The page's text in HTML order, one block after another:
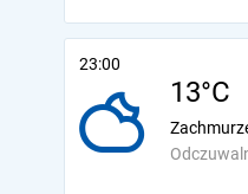
23:00
13°C